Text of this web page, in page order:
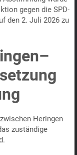
gegen die SPD-
den 2. Juli 2026 zu
Heringen
zuständige